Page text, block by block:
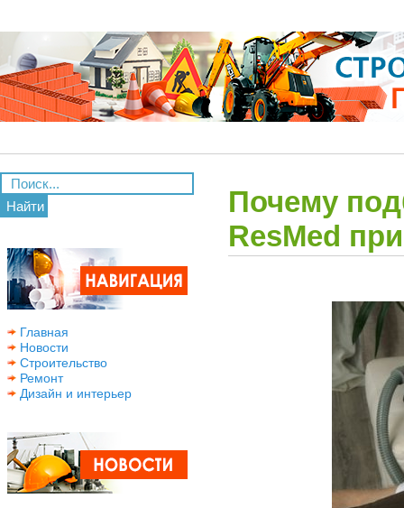
Найти
Главная
Новости
Строительство
Ремонт
Дизайн и интерьер
Почему
ResMed